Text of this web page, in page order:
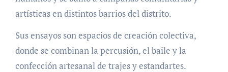
artísticas en distintos barrios del distrito.
Sus ensayos son espacios de creación colectiva,
donde se combinan la percusión, el baile y la
confección artesanal de trajes y estandartes.